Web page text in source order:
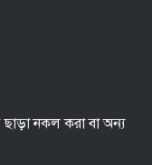
নকল করা বা অন্য